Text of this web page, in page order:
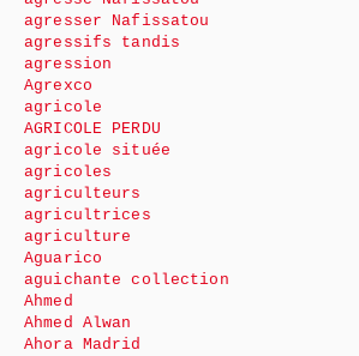
agresser Nafissatou
agressifs tandis
agression
Agrexco
agricole
AGRICOLE PERDU
agricole située
agricoles
agriculteurs
agricultrices
agriculture
Aguarico
aguichante collection
Ahmed
Ahmed Alwan
Ahora Madrid